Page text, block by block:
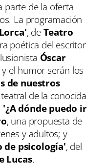
parte de la oferta
La programación
, deTeatro
poética del escritor
Óscar
el humor serán los
de nuestros
de la conocida
'¿A dónde puedo ir
, una propuesta de
y adultos; y
de psicología', del
Lucas.